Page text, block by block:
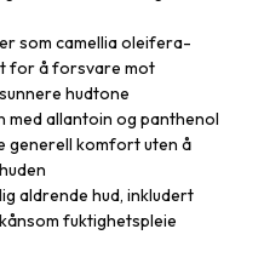
som camellia oleifera-
for å forsvare mot
hudtone
allantoin og panthenol
generell komfort uten å
aldrende hud, inkludert
fuktighetspleie